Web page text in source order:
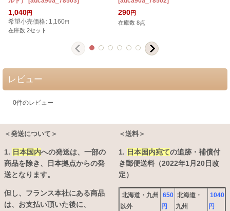
1,040円
希望小売価格: 1,160円
在庫数 2セット
290円
在庫数 8点
レビュー
0件のレビュー
＜発送について＞
1. 日本国内への発送は、 一部の
商品を除き、日本拠点からの発
送となります。
但し、フランス本社にある商品
は、お支払い頂いた後に、
＜送料＞
1. 日本国内宛ての追跡・補償付
き郵便送料（2022年1月20日改
定）
北海道・九州
以外
650
円
北海道・
九州
1040
円